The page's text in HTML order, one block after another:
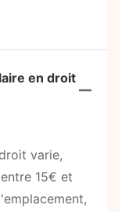
en droit
varie,
15€ et